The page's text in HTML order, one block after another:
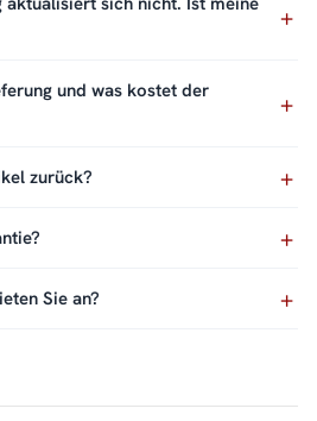
und was kostet der
zurück?
Sie an?